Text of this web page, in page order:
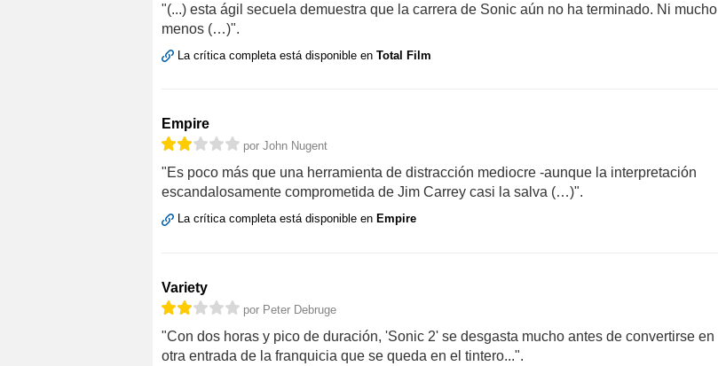
"(...) esta ágil secuela demuestra que la carrera de Sonic aún no ha terminado. Ni mucho
menos (…)".
La crítica completa está disponible en Total Film
Empire
por John Nugent
"Es poco más que una herramienta de distracción mediocre -aunque la interpretación
escandalosamente comprometida de Jim Carrey casi la salva (…)".
La crítica completa está disponible en Empire
Variety
por Peter Debruge
"Con dos horas y pico de duración, 'Sonic 2' se desgasta mucho antes de convertirse en
otra entrada de la franquicia que se queda en el tintero...".